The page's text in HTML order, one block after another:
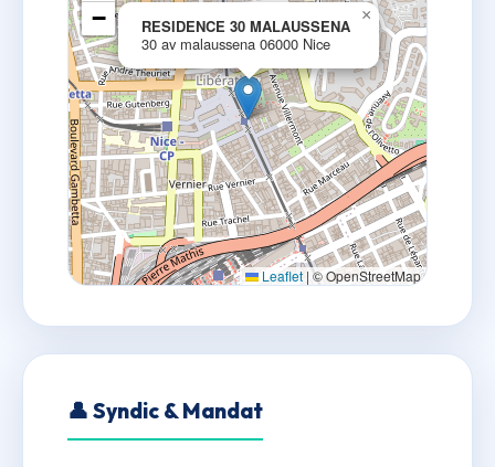
RESIDENCE 30 MALAUSSENA
30 av malaussena 06000 Nice
×
−
Leaflet |© OpenStreetMap
👤 Syndic & Mandat